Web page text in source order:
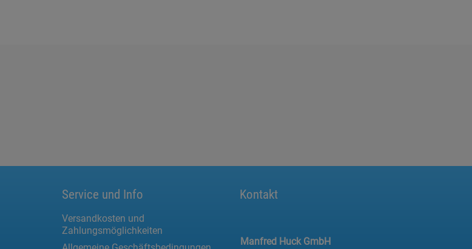
Service und Info
Versandkosten und
Zahlungsmöglichkeiten
Kontakt
Manfred Huck GmbH